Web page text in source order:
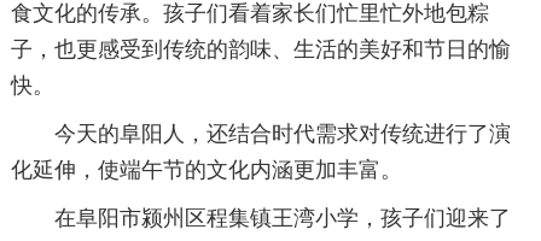
食文化的传承。孩子们看着家长们忙里忙外地包粽
子，也更感受到传统的韵味、生活的美好和节日的愉
快。
今天的阜阳人，还结合时代需求对传统进行了演
化延伸，使端午节的文化内涵更加丰富。
在阜阳市颍州区程集镇王湾小学，孩子们迎来了